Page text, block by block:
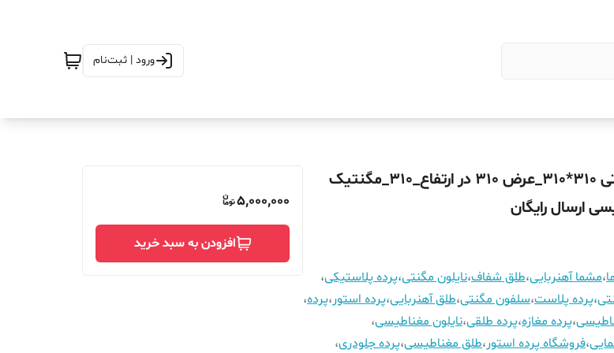
ورود | ثبت‌نام
پرده نایلون مگنتی 310*310_عرض 310 در ارتفاع_310_مگنتیک
ارسال رایگان
،مشما آهنربایی،طلق شفاف،نایلون مگنتی،پرده پلاستیکی،
،پرده پلاست،سلفون مگنتی،طلق آهنربایی،پرده استور،پرده،
،پرده مغازه،پرده طلقی،نایلون مغناطیسی،
،فروشگاه پرده استور،طلق مغناطیسی،پرده جلودری،
5,000,000
افزودن به سبد خرید